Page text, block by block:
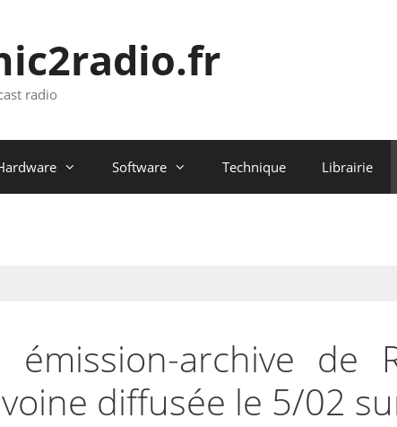
radio
Software Technique Librairie
émission-archive de
diffusée le 5/02